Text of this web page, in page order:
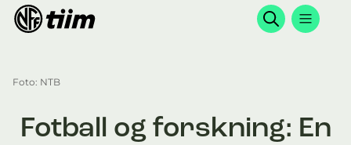
Søk
Foto: NTB
Fotball og forskning: En